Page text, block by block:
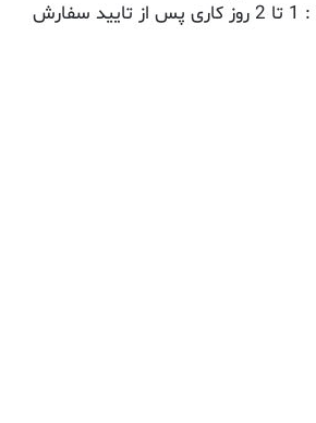
: 1 تا 2 روز کاری پس از تایید سفارش